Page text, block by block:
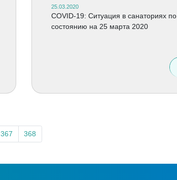
25.03.2020
COVID-19: Ситуация в санаториях по
состоянию на 25 марта 2020
367 368